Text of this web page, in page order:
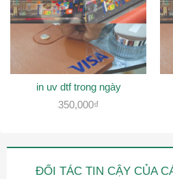
in uv dtf trong ngày
350,000₫
ĐỐI TÁC TIN CẬY CỦA